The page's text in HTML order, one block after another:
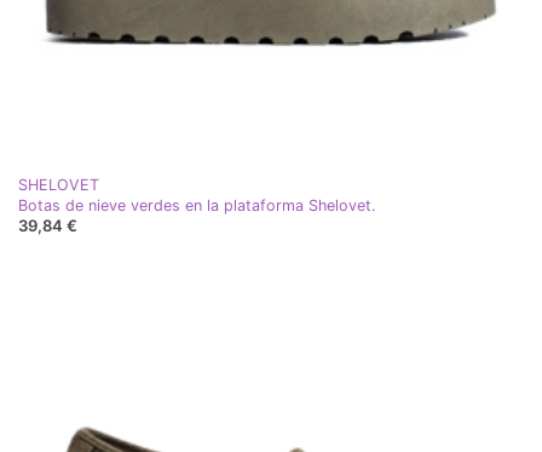
SHELOVET
Botas de nieve verdes en la plataforma Shelovet.
39,84 €